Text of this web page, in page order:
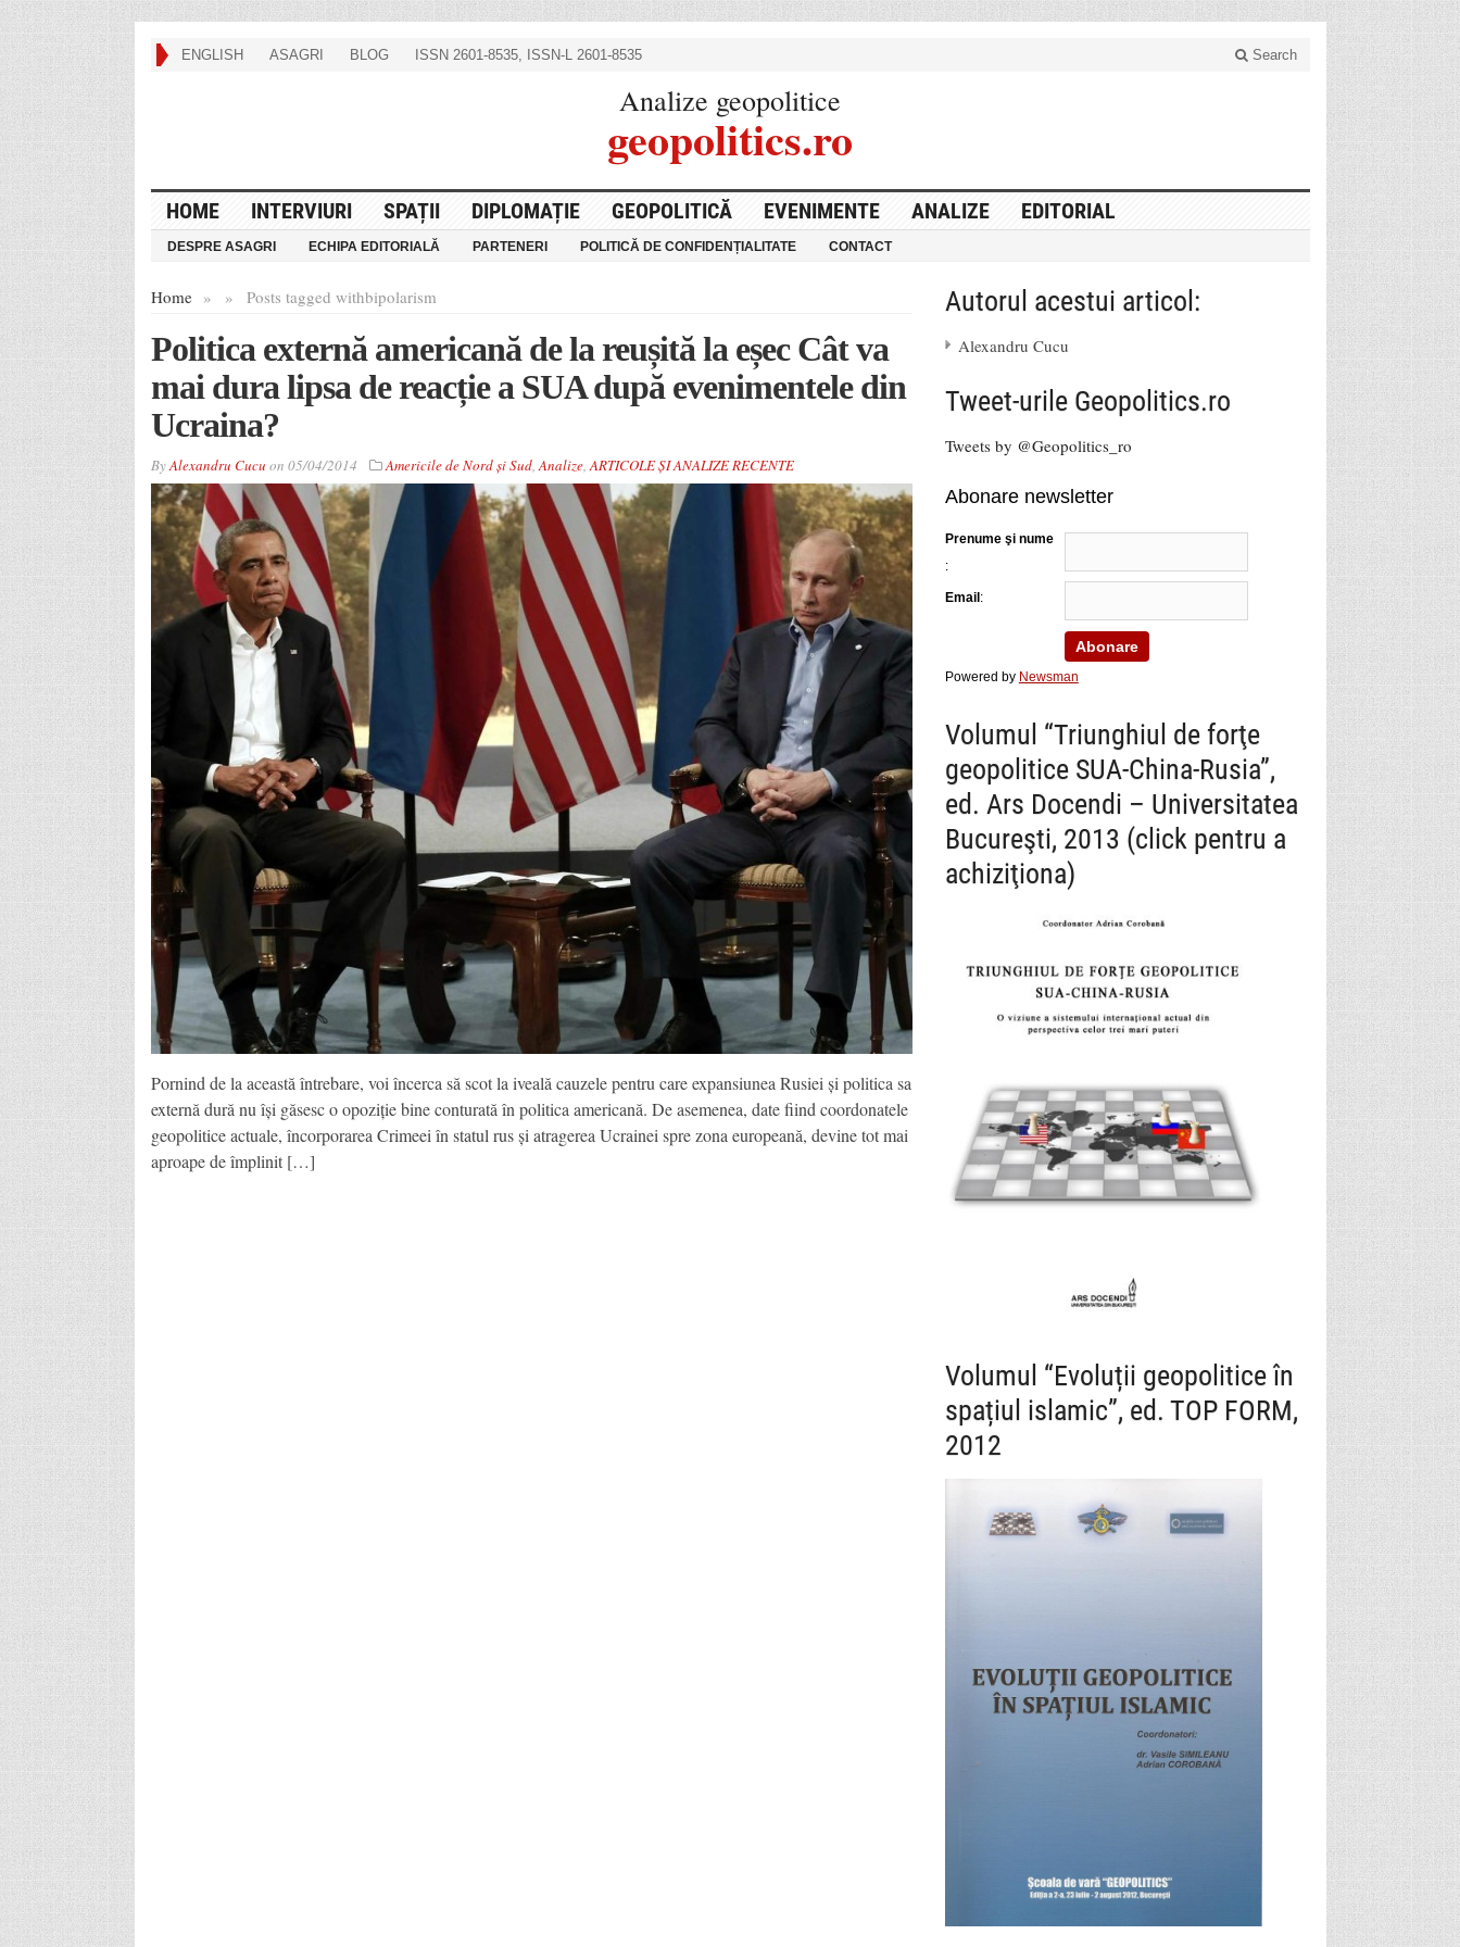
ENGLISH ASAGRI BLOG ISSN 2601-8535, ISSN-L 2601-8535 Search
Analize geopolitice
geopolitics.ro
HOME INTERVIURI SPAȚII DIPLOMAȚIE GEOPOLITICĂ EVENIMENTE ANALIZE EDITORIAL
DESPRE ASAGRI ECHIPA EDITORIALĂ PARTENERI POLITICĂ DE CONFIDENȚIALITATE CONTACT
Home » Posts tagged with
» bipolarism
Politica externă americană de la reușită la eșec Cât va
mai dura lipsa de reacție a SUA după evenimentele din
Ucraina?
ByAlexandru Cucu on 05/04/2014 Americile de Nord și Sud,Analize,ARTICOLE ȘI ANALIZE RECENTE
Pornind de la această întrebare, voi încerca să scot la iveală cauzele pentru care expansiunea Rusiei și politica sa
externă dură nu își găsesc o opoziție bine conturată în politica americană. De asemenea, date fiind coordonatele
geopolitice actuale, încorporarea Crimeei în statul rus și atragerea Ucrainei spre zona europeană, devine tot mai
aproape de împlinit […]
Autorul acestui articol:
Alexandru Cucu
Tweet-urile Geopolitics.ro
Tweets by @Geopolitics_ro
Abonare newsletter
Prenume şi nume
:
Email:
Powered by Newsman
Volumul “Triunghiul de forţe
geopolitice SUA-China-Rusia”,
ed. Ars Docendi – Universitatea
Bucureşti, 2013 (click pentru a
achiziţiona)
Volumul “Evoluții geopolitice în
spațiul islamic”, ed. TOP FORM,
2012